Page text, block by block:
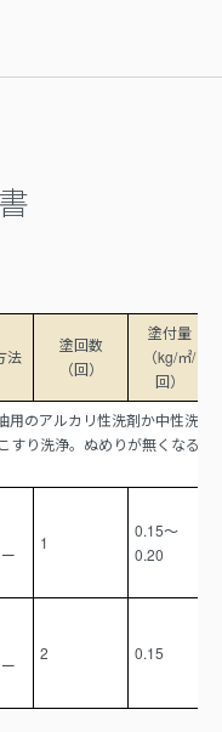
法
塗回数
（回）
塗付量
（kg/㎡/
回）
用のアルカリ性洗剤か中性洗
すり洗浄。ぬめりが無くなる
1
0.15～
0.20
2 0.15